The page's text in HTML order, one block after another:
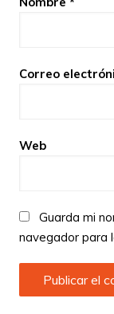
Correo
Web
Guarda mi
navegador para